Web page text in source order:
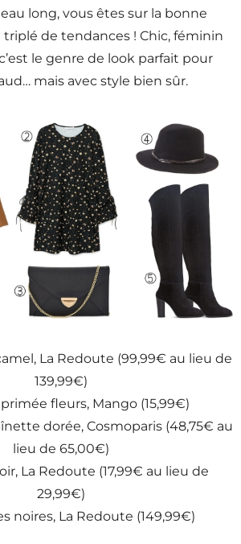
long, vous êtes sur la bonne
de tendances ! Chic, féminin
le genre de look parfait pour
mais avec style bien sûr.
La Redoute (99,99€ au lieu de
139,99€)
fleurs, Mango (15,99€)
dorée, Cosmoparis (48,75€ au
lieu de 65,00€)
La Redoute (17,99€ au lieu de
29,99€)
noires, La Redoute (149,99€)